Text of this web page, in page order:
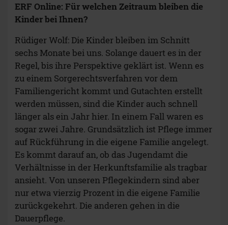
ERF Online: Für welchen Zeitraum bleiben die
Kinder bei Ihnen?
Rüdiger Wolf: Die Kinder bleiben im Schnitt
sechs Monate bei uns. Solange dauert es in der
Regel, bis ihre Perspektive geklärt ist. Wenn es
zu einem Sorgerechtsverfahren vor dem
Familiengericht kommt und Gutachten erstellt
werden müssen, sind die Kinder auch schnell
länger als ein Jahr hier. In einem Fall waren es
sogar zwei Jahre. Grundsätzlich ist Pflege immer
auf Rückführung in die eigene Familie angelegt.
Es kommt darauf an, ob das Jugendamt die
Verhältnisse in der Herkunftsfamilie als tragbar
ansieht. Von unseren Pflegekindern sind aber
nur etwa vierzig Prozent in die eigene Familie
zurückgekehrt. Die anderen gehen in die
Dauerpflege.